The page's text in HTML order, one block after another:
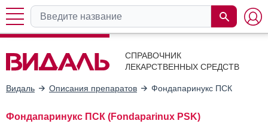
СПРАВОЧНИК
ЛЕКАРСТВЕННЫХ СРЕДСТВ
Видаль Описания препаратов Фондапаринукс ПСК
Фондапаринукс ПСК (Fondaparinux PSK)